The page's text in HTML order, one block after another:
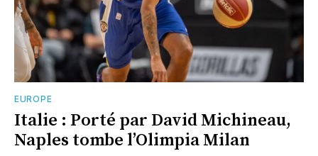
EUROPE
Italie : Porté par David Michineau,
Naples tombe l’Olimpia Milan